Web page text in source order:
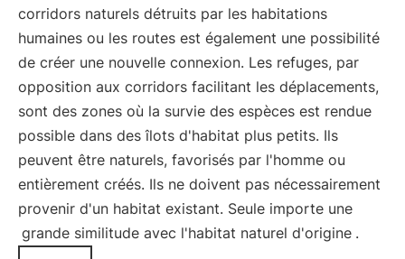
corridors naturels détruits par les habitations
humaines ou les routes est également une possibilité
de créer une nouvelle connexion. Les refuges, par
opposition aux corridors facilitant les déplacements,
sont des zones où la survie des espèces est rendue
possible dans des îlots d'habitat plus petits. Ils
peuvent être naturels, favorisés par l'homme ou
entièrement créés. Ils ne doivent pas nécessairement
provenir d'un habitat existant. Seule importe une
grande similitude avec l'habitat naturel d'origine .